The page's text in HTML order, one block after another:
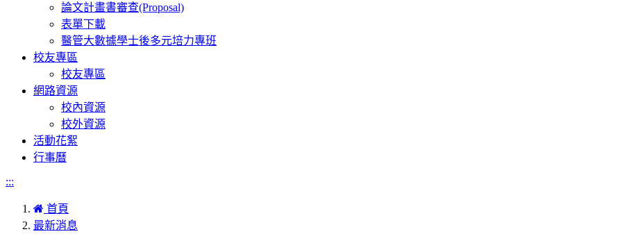
論文計畫書審查(Proposal)
表單下載
醫管大數據學士後多元培力專班
校友專區
校友專區
網路資源
校內資源
校外資源
活動花絮
行事曆
:::
首頁
最新消息